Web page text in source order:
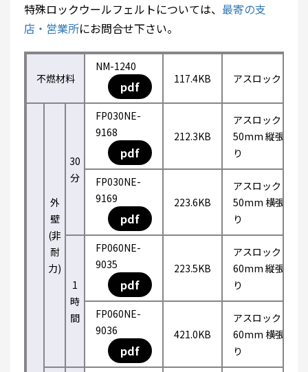
特殊ロックウールフェルトについては、 最寄の支
店・営業所にお問合せ下さい。
不燃材料
NM-1240
pdf 117.4KB アスロック
外
壁
(非
耐
力)
30
分
FP030NE-
9168
pdf
212.3KB
アスロック
50mm 縦張
り
FP030NE-
9169
pdf
223.6KB
アスロック
50mm 横張
り
1
時
間
FP060NE-
9035
pdf
223.5KB
アスロック
60mm 縦張
り
FP060NE-
9036
pdf
421.0KB
アスロック
60mm 横張
り